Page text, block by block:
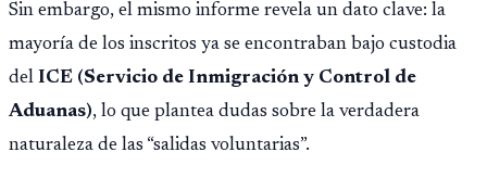
Sin embargo, el mismo informe revela un dato clave: la
mayoría de los inscritos ya se encontraban bajo custodia
del ICE (Servicio de Inmigración y Control de
Aduanas), lo que plantea dudas sobre la verdadera
naturaleza de las “salidas voluntarias”.